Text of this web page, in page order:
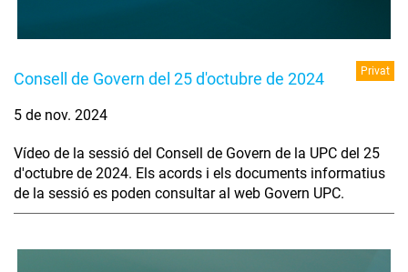
Consell de Govern del 25 d'octubre de 2024 Privat
5 de nov. 2024
Vídeo de la sessió del Consell de Govern de la UPC del 25
d'octubre de 2024. Els acords i els documents informatius
de la sessió es poden consultar al web Govern UPC.